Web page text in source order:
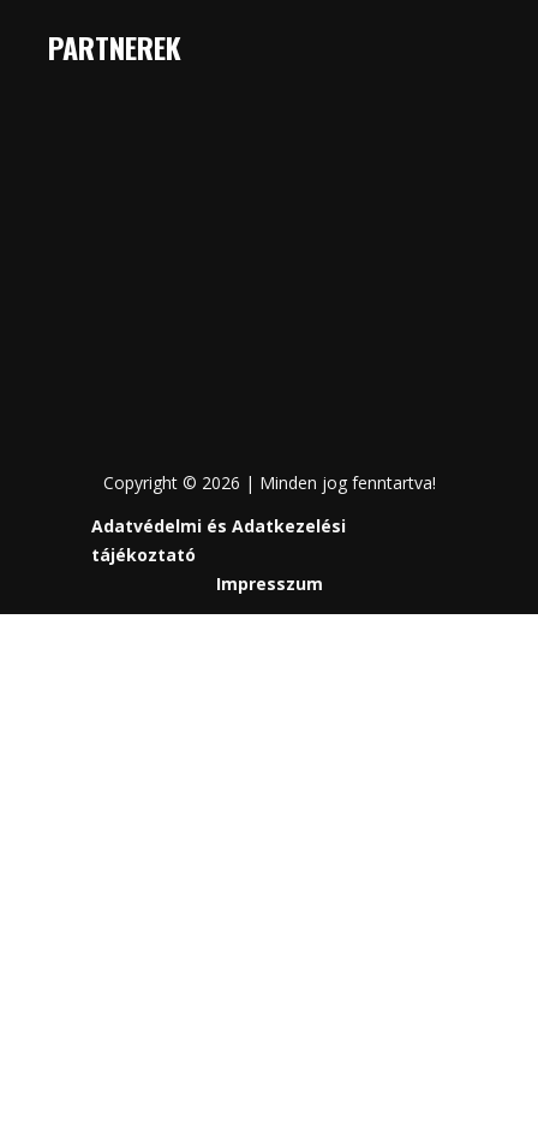
PARTNEREK
Copyright © 2026 | Minden jog fenntartva!
Adatvédelmi és Adatkezelési
tájékoztató
Impresszum